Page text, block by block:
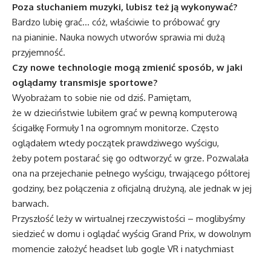
Poza słuchaniem muzyki, lubisz też ją wykonywać?
Bardzo lubię grać… cóż, właściwie to próbować gry
na pianinie. Nauka nowych utworów sprawia mi dużą
przyjemność.
Czy nowe technologie mogą zmienić sposób, w jaki
oglądamy transmisje sportowe?
Wyobrażam to sobie nie od dziś. Pamiętam,
że w dzieciństwie lubiłem grać w pewną komputerową
ścigałkę Formuły 1 na ogromnym monitorze. Często
oglądałem wtedy początek prawdziwego wyścigu,
żeby potem postarać się go odtworzyć w grze. Pozwalała
ona na przejechanie pełnego wyścigu, trwającego półtorej
godziny, bez połączenia z oficjalną drużyną, ale jednak w jej
barwach.
Przyszłość leży w wirtualnej rzeczywistości – moglibyśmy
siedzieć w domu i oglądać wyścig Grand Prix, w dowolnym
momencie założyć headset lub gogle VR i natychmiast